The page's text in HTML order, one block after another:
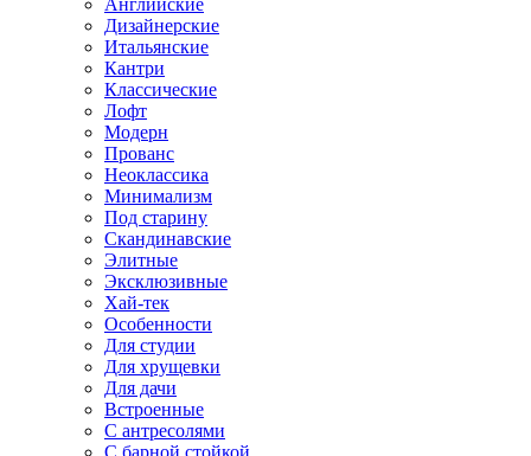
Английские
Дизайнерские
Итальянские
Кантри
Классические
Лофт
Модерн
Прованс
Неоклассика
Минимализм
Под старину
Скандинавские
Элитные
Эксклюзивные
Хай-тек
Особенности
Для студии
Для хрущевки
Для дачи
Встроенные
С антресолями
С барной стойкой